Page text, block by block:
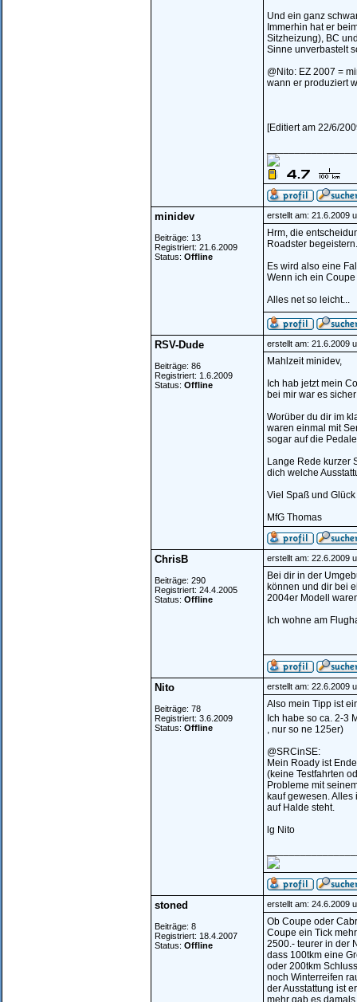
Und ein ganz
Immerhin hat er
Sitzheizung), BC
Sinne unverbastelt
@Nito: EZ 2007 =
wann er produziert
[Editiert am 22/6/
minidev
Beiträge: 13
Registriert: 21.6.2009
Status: Offline
erstellt am: 21.6.2009
Hrm, die
Roadster
Es wird also eine
Wenn ich ein
Alles net so leicht...
RSV-Dude
Beiträge: 86
Registriert: 1.6.2009
Status: Offline
erstellt am: 21.6.2009
Mahlzeit minidev,
Ich hab jetzt mein
bei mir war es
Worüber du dir im
waren einmal mit
sogar auf die
Lange Rede kurzer
dich welche
Viel Spaß und
MfG Thomas
ChrisB
Beiträge: 290
Registriert: 24.4.2005
Status: Offline
erstellt am: 22.6.2009
Bei dir in der
können und dir bei
2004er Modell
Ich wohne am
Nito
Beiträge: 78
Registriert: 3.6.2009
Status: Offline
erstellt am: 22.6.2009
Also mein Tipp ist
Ich habe so ca. 2-3
, nur so ne 125er)
@SRCinSE:
Mein Roady ist
(keine Testfahrten
Probleme mit
kauf gewesen. Alles
auf Halde steht.
lg Nito
stoned
Beiträge: 8
Registriert: 18.4.2007
Status: Offline
erstellt am: 24.6.2009
Ob Coupe oder
Coupe ein Tick
2500.- teurer in der
dass 100tkm eine
oder 200tkm
noch Winterreifen
der Ausstattung ist
mehr gab es